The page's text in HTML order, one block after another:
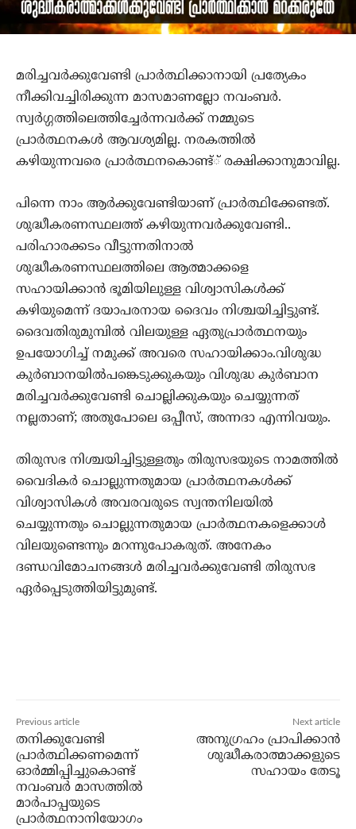
മരിച്ചവര്‍ക്കുവേണ്ടി പ്രാര്‍ത്ഥിക്കാനായി പ്രത്യേകം
നീക്കിവച്ചിരിക്കുന്ന മാസമാണല്ലോ നവംബര്‍.
സ്വര്‍ഗ്ഗത്തിലെത്തിച്ചേര്‍ന്നവര്‍ക്ക് നമ്മുടെ
പ്രാര്‍ത്ഥനകള്‍ ആവശ്യമില്ല. നരകത്തില്‍
കഴിയുന്നവരെ പ്രാര്‍ത്ഥനകൊണ്ട്് രക്ഷിക്കാനുമാവില്ല.
പിന്നെ നാം ആര്‍ക്കുവേണ്ടിയാണ് പ്രാര്‍ത്ഥിക്കേണ്ടത്.
ശുദ്ധീകരണസ്ഥലത്ത് കഴിയുന്നവര്‍ക്കുവേണ്ടി..
പരിഹാരക്കടം വീട്ടുന്നതിനാല്‍
ശുദ്ധീകരണസ്ഥലത്തിലെ ആത്മാക്കളെ
സഹായിക്കാന്‍ ഭൂമിയിലുള്ള വിശ്വാസികള്‍ക്ക്
കഴിയുമെന്ന് ദയാപരനായ ദൈവം നിശ്ചയിച്ചിട്ടുണ്ട്.
ദൈവതിരുമുമ്പില്‍ വിലയുള്ള ഏതുപ്രാര്‍ത്ഥനയും
ഉപയോഗിച്ച് നമുക്ക് അവരെ സഹായിക്കാം.വിശുദ്ധ
കുര്‍ബാനയില്‍പങ്കെടുക്കുകയും വിശുദ്ധ കുര്‍ബാന
മരിച്ചവര്‍ക്കുവേണ്ടി ചൊല്ലിക്കുകയും ചെയ്യുന്നത്
നല്ലതാണ്; അതുപോലെ ഒപ്പീസ്, അന്നദാ എന്നിവയും.
തിരുസഭ നിശ്ചയിച്ചിട്ടുള്ളതും തിരുസഭയുടെ നാമത്തില്‍
വൈദികര്‍ ചൊല്ലുന്നതുമായ പ്രാര്‍ത്ഥനകള്‍ക്ക്
വിശ്വാസികള്‍ അവരവരുടെ സ്വന്തനിലയില്‍
ചെയ്യുന്നതും ചൊല്ലുന്നതുമായ പ്രാര്‍ത്ഥനകളെക്കാള്‍
വിലയുണ്ടെന്നും മറന്നുപോകരുത്. അനേകം
ദണ്ഡവിമോചനങ്ങള്‍ മരിച്ചവര്‍ക്കുവേണ്ടി തിരുസഭ
ഏര്‍പ്പെടുത്തിയിട്ടുമുണ്ട്.
Previous article
തനിക്കുവേണ്ടി
പ്രാര്‍ത്ഥിക്കണമെന്ന്
ഓര്‍മ്മിപ്പിച്ചുകൊണ്ട്
നവംബര്‍ മാസത്തില്‍
മാര്‍പാപ്പയുടെ
പ്രാര്‍ത്ഥനാനിയോഗം
Next article
അനുഗ്രഹം പ്രാപിക്കാന്‍
ശുദ്ധീകരാത്മാക്കളുടെ
സഹായം തേടൂ